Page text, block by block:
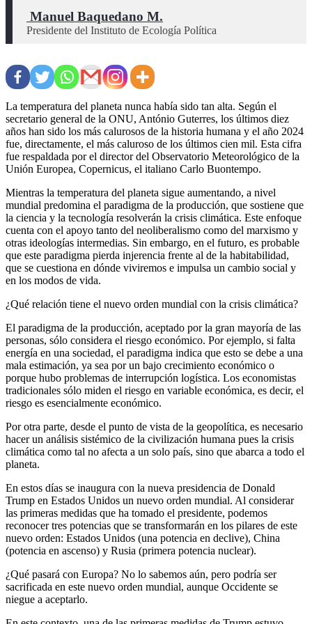
Manuel Baquedano M.
Presidente del Instituto de Ecología Política
La temperatura del planeta nunca había sido tan alta. Según el
secretario general de la ONU, António Guterres, los últimos diez
años han sido los más calurosos de la historia humana y el año 2024
fue, directamente, el más caluroso de los últimos cien mil. Esta cifra
fue respaldada por el director del Observatorio Meteorológico de la
Unión Europea, Copernicus, el italiano Carlo Buontempo.
Mientras la temperatura del planeta sigue aumentando, a nivel
mundial predomina el paradigma de la producción, que sostiene que
la ciencia y la tecnología resolverán la crisis climática. Este enfoque
cuenta con el apoyo tanto del neoliberalismo como del marxismo y
otras ideologías intermedias. Sin embargo, en el futuro, es probable
que este paradigma pierda injerencia frente al de la habitabilidad,
que se cuestiona en dónde viviremos e impulsa un cambio social y
en los modos de vida.
¿Qué relación tiene el nuevo orden mundial con la crisis climática?
El paradigma de la producción, aceptado por la gran mayoría de las
personas, sólo considera el riesgo económico. Por ejemplo, si falta
energía en una sociedad, el paradigma indica que esto se debe a una
mala estimación, ya sea por un bajo crecimiento económico o
porque hubo problemas de interrupción logística. Los economistas
tradicionales sólo miden el riesgo en variable económica, es decir, el
riesgo es esencialmente económico.
Por otra parte, desde el punto de vista de la geopolítica, es necesario
hacer un análisis sistémico de la civilización humana pues la crisis
climática como tal no afecta a un solo país, sino que abarca a todo el
planeta.
En estos días se inaugura con la nueva presidencia de Donald
Trump en Estados Unidos un nuevo orden mundial. Al considerar
las primeras medidas que ha tomado el presidente, podemos
reconocer tres potencias que se transformarán en los pilares de este
nuevo orden: Estados Unidos (una potencia en declive), China
(potencia en ascenso) y Rusia (primera potencia nuclear).
¿Qué pasará con Europa? No lo sabemos aún, pero podría ser
sacrificada en este nuevo orden mundial, aunque Occidente se
niegue a aceptarlo.